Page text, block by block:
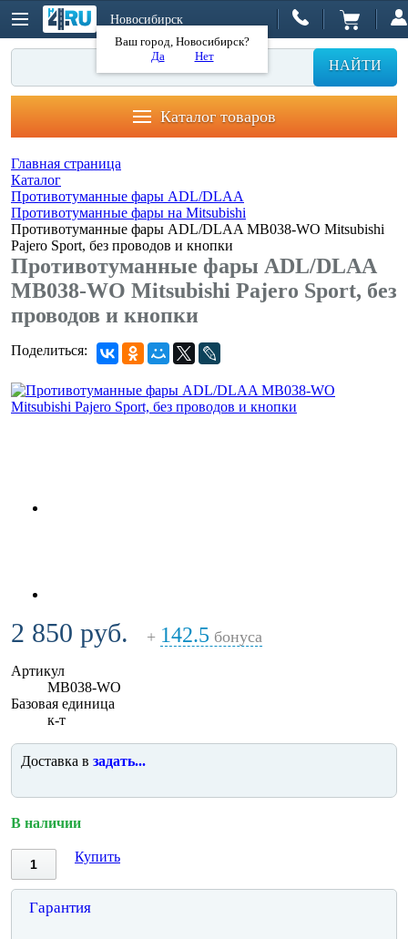
Новосибирск
Ваш город, Новосибирск?
Да
Нет
НАЙТИ
Каталог товаров
Главная страница
Каталог
Противотуманные фары ADL/DLAA
Противотуманные фары на Mitsubishi
Противотуманные фары ADL/DLAA MB038-WO Mitsubishi
Pajero Sport, без проводов и кнопки
Противотуманные фары ADL/DLAA
MB038-WO Mitsubishi Pajero Sport, без
проводов и кнопки
Поделиться:
2 850 руб. + 142.5 бонуса
Артикул
MB038-WO
Базовая единица
к-т
Доставка в задать...
В наличии
Купить
Гарантия